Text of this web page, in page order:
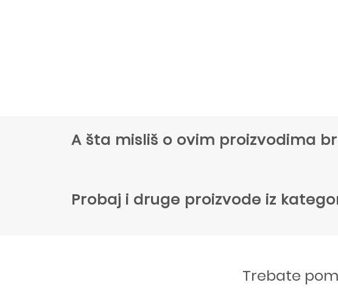
A šta misliš o ovim proizvodima
Probaj i druge proizvode iz
Trebate